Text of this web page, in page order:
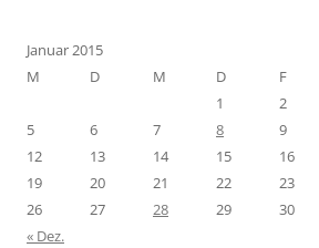
Januar 2015
M
D M D F
1
2
5
6 7 8 9
12
13 14 15 16
19
20 21 22 23
26
27 28 29 30
« Dez.